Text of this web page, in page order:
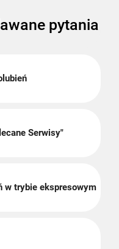
pytania
Serwisy"
w trybie ekspresowym